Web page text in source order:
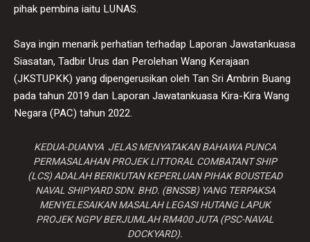
pihak pembina iaitu LUNAS.
Saya ingin menarik perhatian terhadap Laporan Jawatankuasa
Siasatan, Tadbir Urus dan Perolehan Wang Kerajaan
(JKSTUPKK) yang dipengerusikan oleh Tan Sri Ambrin Buang
pada tahun 2019 dan Laporan Jawatankuasa Kira-Kira Wang
Negara (PAC) tahun 2022.
KEDUA-DUANYA JELAS MENYATAKAN BAHAWA PUNCA
PERMASALAHAN PROJEK LITTORAL COMBATANT SHIP
(LCS) ADALAH BERIKUTAN KEPERLUAN PIHAK BOUSTEAD
NAVAL SHIPYARD SDN. BHD. (BNSSB) YANG TERPAKSA
MENYELESAIKAN MASALAH LEGASI HUTANG LAPUK
PROJEK NGPV BERJUMLAH RM400 JUTA (PSC-NAVAL
DOCKYARD).